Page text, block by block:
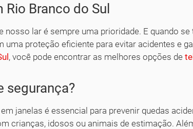
Branco do Sul
nosso lar é sempre uma prioridade. E quando se
uma proteção eficiente para evitar acidentes e
, você pode encontrar as melhores opções de
segurança?
em janelas é essencial para prevenir quedas
crianças, idosos ou animais de estimação.